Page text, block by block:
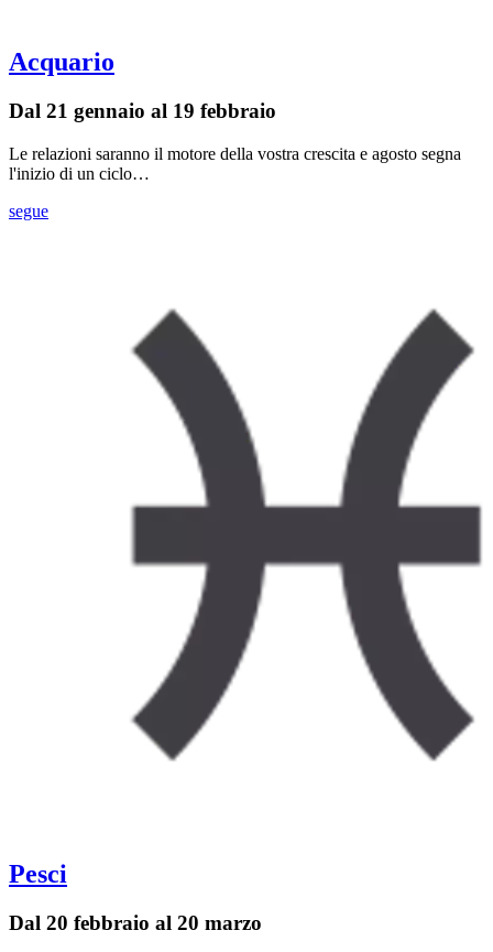
Acquario
Dal 21 gennaio al 19 febbraio
Le relazioni saranno il motore della vostra crescita e agosto segna
l'inizio di un ciclo…
segue
Pesci
Dal 20 febbraio al 20 marzo